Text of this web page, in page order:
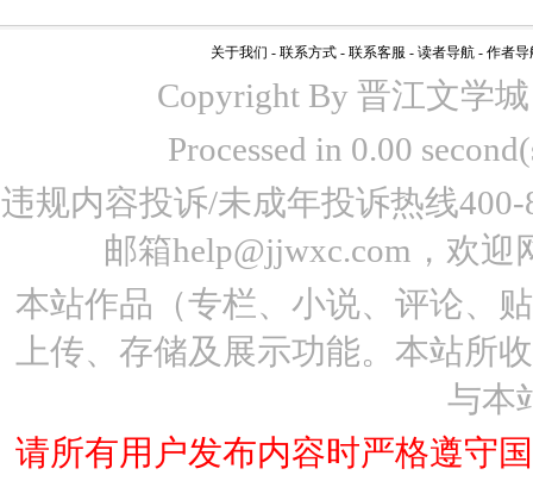
关于我们 - 联系方式 - 联系客服 - 读者导航 - 作者导
Copyright By 晋江文学
Processed in 0.00
违规内容投诉/未成年投诉热线
邮箱help@jjwxc.com，欢
本站作品（专栏、小说、评论、
上传、存储及展示功能。本站所
与本
请所有用户发布内容时严格遵守